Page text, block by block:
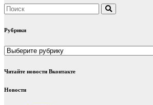
Рубрики
Рубрики
Читайте новости Вконтакте
Новости